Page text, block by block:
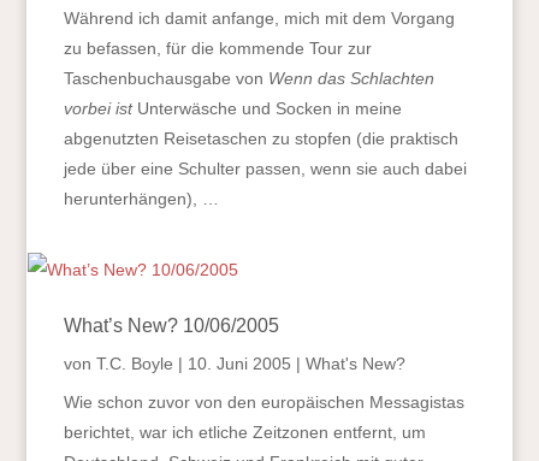
Während ich damit anfange, mich mit dem Vorgang
zu befassen, für die kommende Tour zur
Taschenbuchausgabe von Wenn das Schlachten
vorbei istUnterwäsche und Socken in meine
abgenutzten Reisetaschen zu stopfen (die praktisch
jede über eine Schulter passen, wenn sie auch dabei
herunterhängen), …
What’s New? 10/06/2005
von T.C. Boyle | 10. Juni 2005 | What's New?
Wie schon zuvor von den europäischen Messagistas
berichtet, war ich etliche Zeitzonen entfernt, um